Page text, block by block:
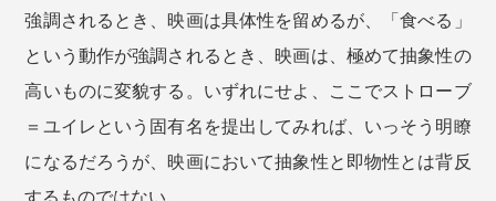
強調されるとき、映画は具体性を留めるが、「食べる」
という動作が強調されるとき、映画は、極めて抽象性の
高いものに変貌する。いずれにせよ、ここでストローブ
＝ユイレという固有名を提出してみれば、いっそう明瞭
になるだろうが、映画において抽象性と即物性とは背反